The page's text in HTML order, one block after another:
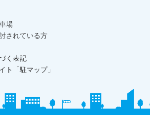
場
されている方
く表記
ト「駐マップ」